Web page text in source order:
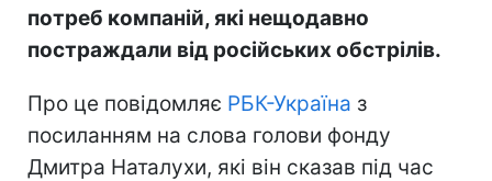
потреб компаній, які нещодавно
постраждали від російських обстрілів.
Про це повідомляє РБК-Україна з
посиланням на слова голови фонду
Дмитра Наталухи, які він сказав під час